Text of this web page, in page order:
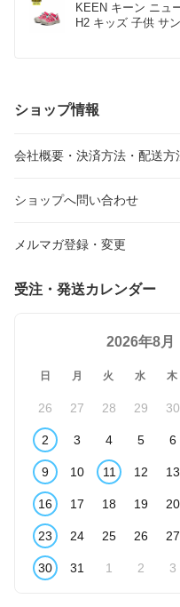
KEEN キーン ニュ
H2 キッズ 子供 サ
ショップ情報
会社概要・決済方法・配送方
ショップへ問い合わせ
メルマガ登録・変更
受注・発送カレンダー
2026年8月
日 月 火 水 木
26 27 28 29 30
2 3 4 5 6
9 10 11 12 13
16 17 18 19 20
23 24 25 26 27
30 31 1 2 3